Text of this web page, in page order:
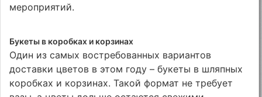
мероприятий.
Букеты в коробках и корзинах
Один из самых востребованных вариантов
доставки цветов в этом году – букеты в шляпных
коробках и корзинах. Такой формат не требует